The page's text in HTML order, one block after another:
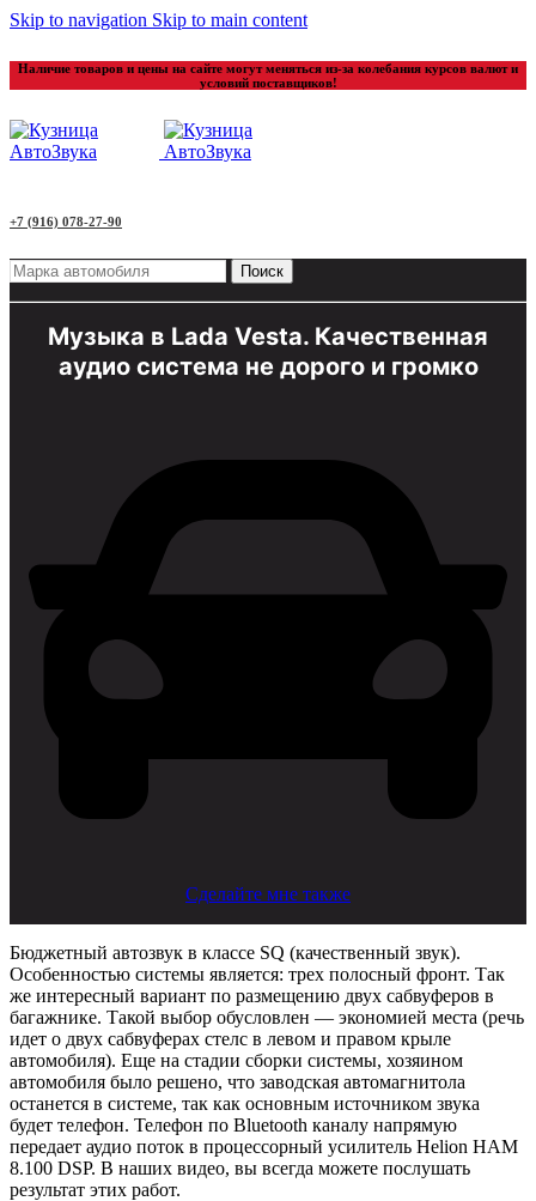
Skip to navigation Skip to main content
Наличие товаров и цены на сайте могут меняться из-за колебания курсов валют и
условий поставщиков!
+7 (916) 078-27-90
Поиск
Музыка в Lada Vesta. Качественная
аудио система не дорого и громко
Сделайте мне также
Бюджетный автозвук в классе SQ (качественный звук).
Особенностью системы является: трех полосный фронт. Так
же интересный вариант по размещению двух сабвуферов в
багажнике. Такой выбор обусловлен — экономией места (речь
идет о двух сабвуферах стелс в левом и правом крыле
автомобиля). Еще на стадии сборки системы, хозяином
автомобиля было решено, что заводская автомагнитола
останется в системе, так как основным источником звука
будет телефон. Телефон по Bluetooth каналу напрямую
передает аудио поток в процессорный усилитель Helion HAM
8.100 DSP. В наших видео, вы всегда можете послушать
результат этих работ.